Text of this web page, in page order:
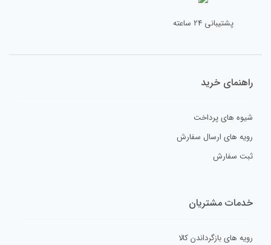
پشتیبانی 24 ساعته
راهنمای خرید
شیوه های پرداخت
رویه های ارسال سفارش
ثبت سفارش
خدمات مشتریان
رویه های بازگرداندن کالا